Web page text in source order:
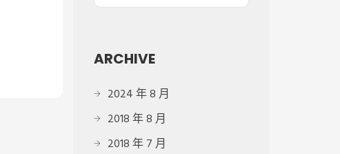
ARCHIVE
2024 年 8 月
2018 年 8 月
2018 年 7 月